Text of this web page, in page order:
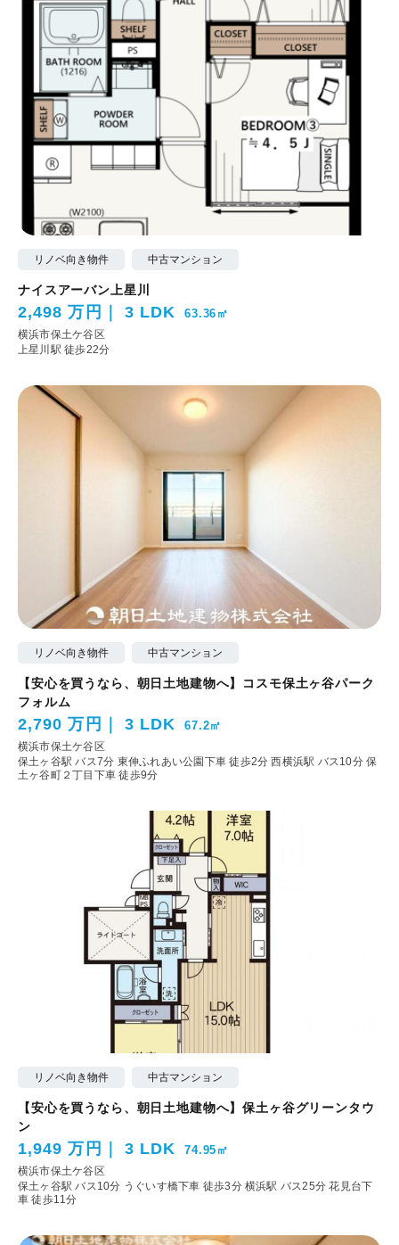
リノベ向き物件 中古マンション
ナイスアーバン上星川
2,498 万円 3 LDK 63.36㎡
横浜市保土ケ谷区
上星川駅 徒歩22分
リノベ向き物件 中古マンション
【安心を買うなら、朝日土地建物へ】コスモ保土ヶ谷パーク
フォルム
2,790 万円 3 LDK 67.2㎡
横浜市保土ケ谷区
保土ヶ谷駅 バス7分 東伸ふれあい公園下車 徒歩2分西横浜駅 バス10分 保
土ヶ谷町２丁目下車 徒歩9分
リノベ向き物件 中古マンション
【安心を買うなら、朝日土地建物へ】保土ヶ谷グリーンタウ
ン
1,949 万円 3 LDK 74.95㎡
横浜市保土ケ谷区
保土ヶ谷駅 バス10分 うぐいす橋下車 徒歩3分横浜駅 バス25分 花見台下
車 徒歩11分